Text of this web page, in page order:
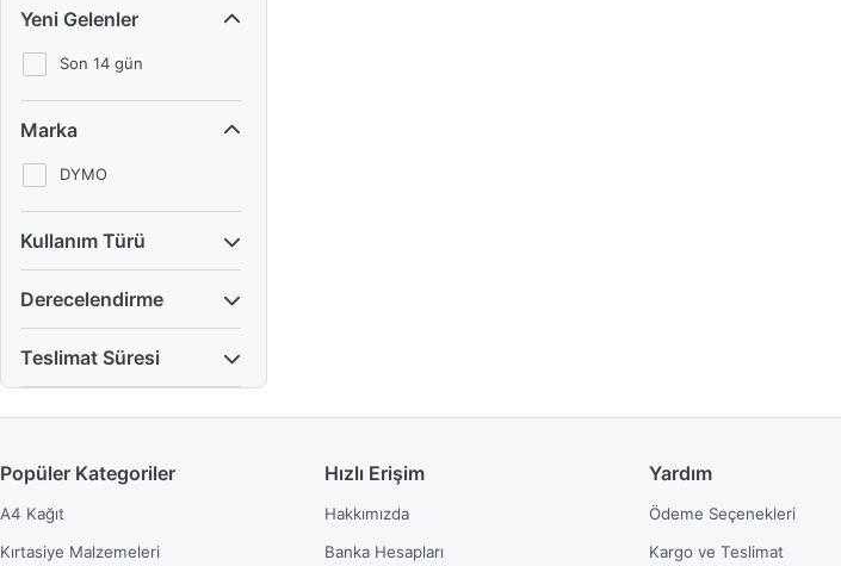
Yeni Gelenler
Son 14 gün
Marka
DYMO
Kullanım Türü
Derecelendirme
Teslimat Süresi
Popüler Kategoriler
A4 Kağıt
Kırtasiye Malzemeleri
Hızlı Erişim
Hakkımızda
Banka Hesapları
Yardım
Ödeme Seçenekleri
Kargo ve Teslimat